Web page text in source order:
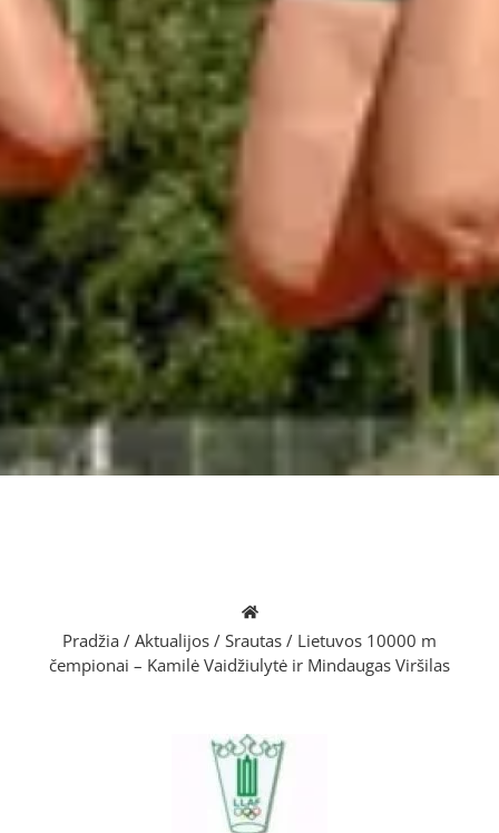
Pradžia / Aktualijos / Srautas / Lietuvos 10000 m
čempionai – Kamilė Vaidžiulytė ir Mindaugas Viršilas